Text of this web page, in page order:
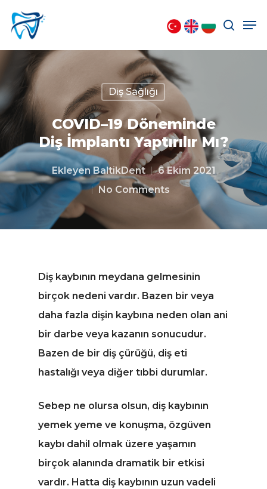
Aramak istediğiniz kelimeyi yazarak
Diş Sağlığı
COVID–19 Döneminde
Diş İmplantı Yaptırılır Mı?
Ekleyen BaltikDent
6 Ekim 2021
No Comments
Diş kaybının meydana gelmesinin
birçok nedeni vardır. Bazen bir veya
daha fazla dişin kaybına neden olan ani
bir darbe veya kazanın sonucudur.
Bazen de bir diş çürüğü, diş eti
hastalığı veya diğer tıbbi durumlar.
Sebep ne olursa olsun, diş kaybının
yemek yeme ve konuşma, özgüven
kaybı dahil olmak üzere yaşamın
birçok alanında dramatik bir etkisi
vardır. Hatta diş kaybının uzun vadeli